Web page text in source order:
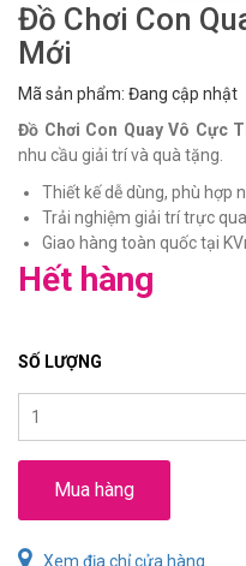
Đồ Chơi Con
Mới
Mã sản phẩm: Đang cập nhật
Đồ Chơi Con Quay Vô Cực
nhu cầu giải trí và quà tặng.
Thiết kế dễ dùng, phù hợp
Trải nghiệm giải trí trực
Giao hàng toàn quốc tại
Hết hàng
SỐ LƯỢNG
Mua hàng
Xem địa chỉ cửa hàng